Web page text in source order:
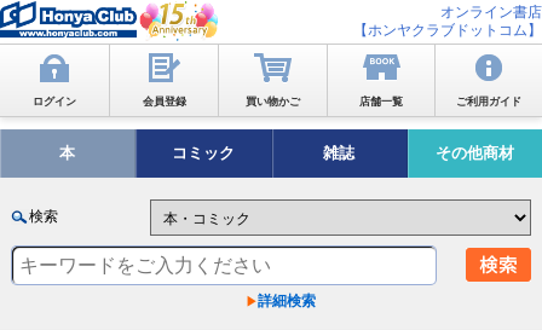
オンライン書店
【ホンヤクラブドットコム】
ログイン 会員登録 買い物かご 店舗一覧 ご利用ガイド
本 コミック 雑誌 その他商材
検索
詳細検索